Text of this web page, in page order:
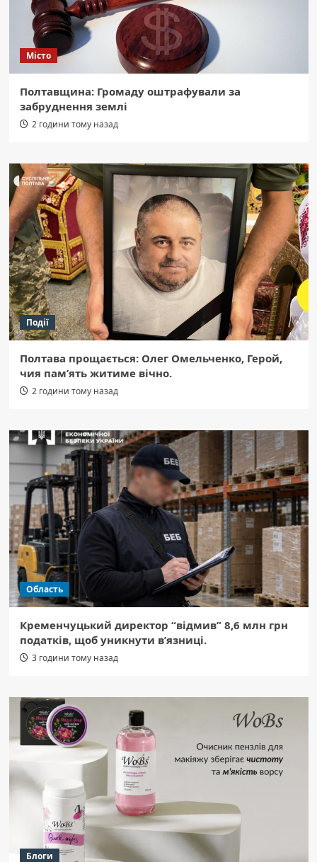
Місто
Полтавщина: Громаду оштрафували за
забруднення землі
2 години тому назад
Події
Полтава прощається: Олег Омельченко, Герой,
чия пам’ять житиме вічно.
2 години тому назад
Область
Кременчуцький директор “відмив” 8,6 млн грн
податків, щоб уникнути в’язниці.
3 години тому назад
Блоги